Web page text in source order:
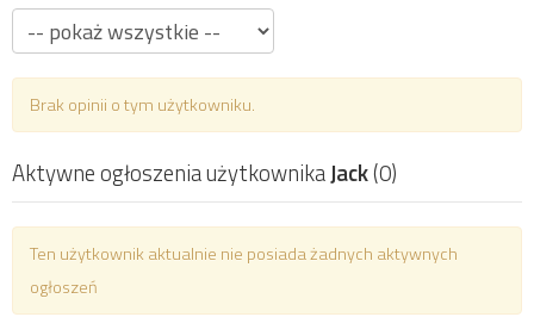
Brak opinii o tym użytkowniku.
Aktywne ogłoszenia użytkownikaJack(0)
Ten użytkownik aktualnie nie posiada żadnych aktywnych
ogłoszeń